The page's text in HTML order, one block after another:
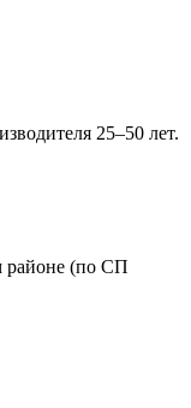
25–50 лет.
районе (по СП